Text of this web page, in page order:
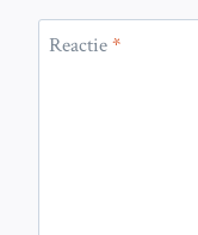
Reactie*